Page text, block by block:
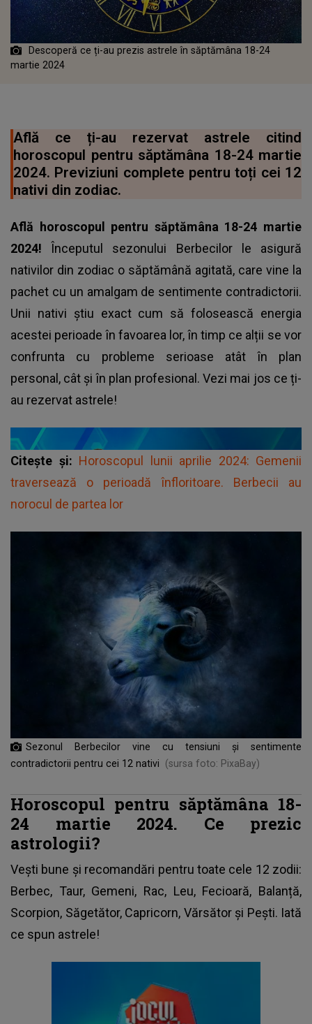
Descoperă ce ți-au prezis astrele în săptămâna 18-24
martie 2024
Află ce ți-au rezervat astrele citind
horoscopul pentru săptămâna 18-24 martie
2024. Previziuni complete pentru toți cei 12
nativi din zodiac.
Află horoscopul pentru săptămâna 18-24 martie
2024!Începutul sezonului Berbecilor le asigură
nativilor din zodiac o săptămână agitată, care vine la
pachet cu un amalgam de sentimente contradictorii.
Unii nativi știu exact cum să folosească energia
acestei perioade în favoarea lor, în timp ce alții se vor
confrunta cu probleme serioase atât în plan
personal, cât și în plan profesional. Vezi mai jos ce ți-
au rezervat astrele!
Citește și: Horoscopul lunii aprilie 2024: Gemenii
traversează o perioadă înfloritoare. Berbecii au
norocul de partea lor
Sezonul Berbecilor vine cu tensiuni și sentimente
contradictorii pentru cei 12 nativi
(sursa foto: PixaBay)
Horoscopul pentru săptămâna 18-
24 martie 2024. Ce prezic
astrologii?
Vești bune și recomandări pentru toate cele 12 zodii:
Berbec, Taur, Gemeni, Rac, Leu, Fecioară, Balanță,
Scorpion, Săgetător, Capricorn, Vărsător și Pești. Iată
ce spun astrele!